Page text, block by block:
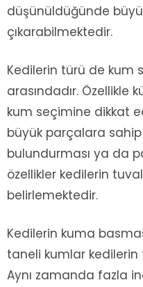
düşünüldüğünde
çıkarabilmektedir.
Kedilerin türü de kum
arasındadır. Özellikle
kum seçimine dikkat
büyük parçalara
bulundurması ya da
özellikler kedilerin
belirlemektedir.
Kedilerin kuma
taneli kumlar
Aynı zamanda fazla